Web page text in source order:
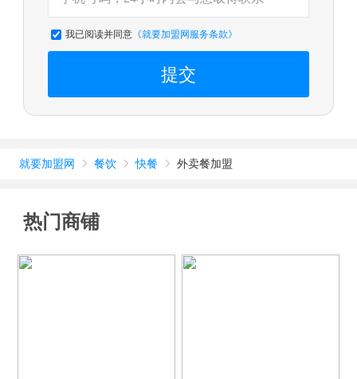
我已阅读并同意《就要加盟网服务条款》
提交
就要加盟网  餐饮  快餐  外卖餐加盟
热门商铺